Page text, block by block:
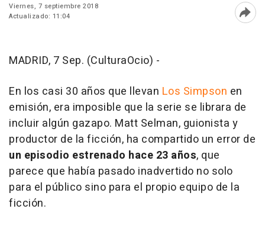
Viernes, 7 septiembre 2018
Actualizado: 11:04
MADRID, 7 Sep. (CulturaOcio) -
En los casi 30 años que llevan Los Simpson en
emisión, era imposible que la serie se librara de
incluir algún gazapo. Matt Selman, guionista y
productor de la ficción, ha compartido un error de
un episodio estrenado hace 23 años, que
parece que había pasado inadvertido no solo
para el público sino para el propio equipo de la
ficción.